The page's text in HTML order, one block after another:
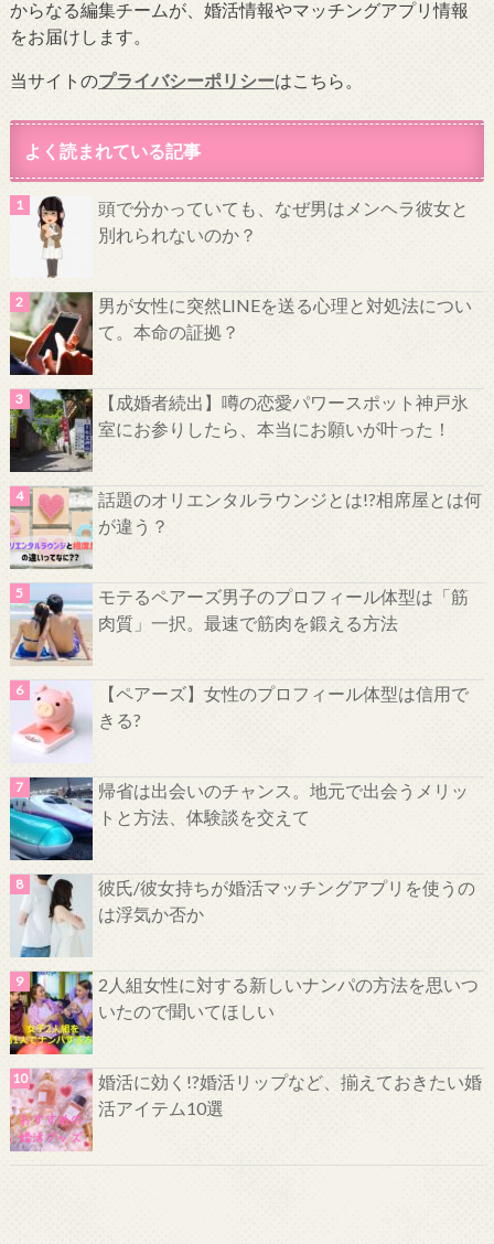
からなる編集チームが、婚活情報やマッチングアプリ情報
をお届けします。
当サイトのプライバシーポリシーはこちら。
よく読まれている記事
頭で分かっていても、なぜ男はメンヘラ彼女と
別れられないのか？
男が女性に突然LINEを送る心理と対処法につい
て。本命の証拠？
【成婚者続出】噂の恋愛パワースポット神戸氷
室にお参りしたら、本当にお願いが叶った！
話題のオリエンタルラウンジとは!?相席屋とは何
が違う？
モテるペアーズ男子のプロフィール体型は「筋
肉質」一択。最速で筋肉を鍛える方法
【ペアーズ】女性のプロフィール体型は信用で
きる?
帰省は出会いのチャンス。地元で出会うメリッ
トと方法、体験談を交えて
彼氏/彼女持ちが婚活マッチングアプリを使うの
は浮気か否か
2人組女性に対する新しいナンパの方法を思いつ
いたので聞いてほしい
婚活に効く!?婚活リップなど、揃えておきたい婚
活アイテム10選